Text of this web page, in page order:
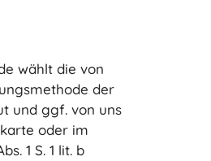
wählt die von
der
und ggf. von uns
oder im
1 S. 1 lit. b